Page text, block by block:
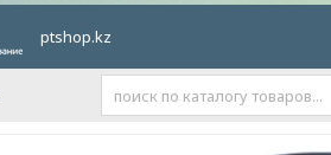
ptshop.kz